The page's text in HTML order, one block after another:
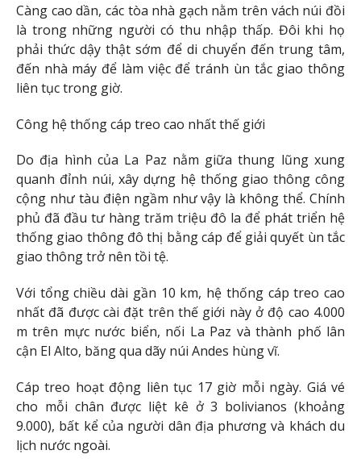
Càng cao dần, các tòa nhà gạch nằm trên vách núi đồi
là trong những người có thu nhập thấp. Đôi khi họ
phải thức dậy thật sớm để di chuyển đến trung tâm,
đến nhà máy để làm việc để tránh ùn tắc giao thông
liên tục trong giờ.
Công hệ thống cáp treo cao nhất thế giới
Do địa hình của La Paz nằm giữa thung lũng xung
quanh đỉnh núi, xây dựng hệ thống giao thông công
cộng như tàu điện ngầm như vậy là không thể. Chính
phủ đã đầu tư hàng trăm triệu đô la để phát triển hệ
thống giao thông đô thị bằng cáp để giải quyết ùn tắc
giao thông trở nên tồi tệ.
Với tổng chiều dài gần 10 km, hệ thống cáp treo cao
nhất đã được cài đặt trên thế giới này ở độ cao 4.000
m trên mực nước biển, nối La Paz và thành phố lân
cận El Alto, băng qua dãy núi Andes hùng vĩ.
Cáp treo hoạt động liên tục 17 giờ mỗi ngày. Giá vé
cho mỗi chân được liệt kê ở 3 bolivianos (khoảng
9.000), bất kể của người dân địa phương và khách du
lịch nước ngoài.